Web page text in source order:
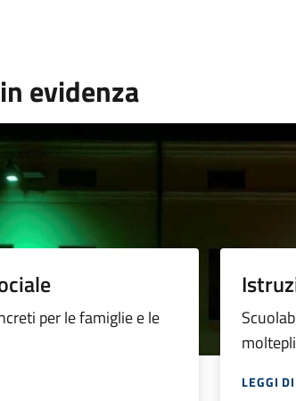
evidenza
per le famiglie e le
LEGGI